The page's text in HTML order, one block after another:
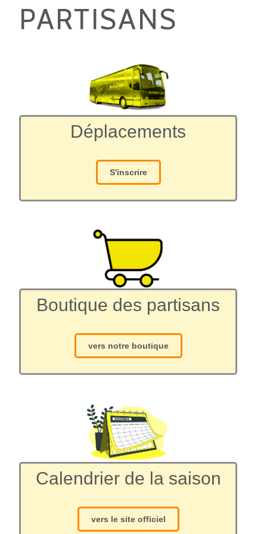
PARTISANS
Déplacements
S'inscrire
Boutique des partisans
vers notre boutique
Calendrier de la saison
vers le site officiel